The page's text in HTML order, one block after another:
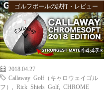
ゴルフボールの試打・レビュー
14:47
2018.04.27
Callaway Golf（キャロウェイゴル
フ）
Rick Shiels Golf
CHROME